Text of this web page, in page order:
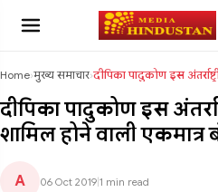
Home›मुख्य समाचार›
दीपिका पादुकोण इस
शामिल होने वाली एकमात्र
A 06 Oct 2019 1 min read